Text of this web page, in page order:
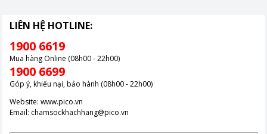
LIÊN HỆ HOTLINE:
1900 6619
Mua hàng Online (08h00 - 22h00)
1900 6699
Góp ý, khiếu nại, bảo hành (08h00 - 22h00)
Website: www.pico.vn
Email: chamsockhachhang@pico.vn